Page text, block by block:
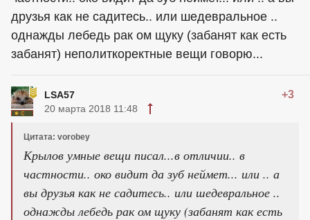
друзья как не садитесь.. или шедевральное ..
однажды лебедь рак ом щуку (забанят как есть
забанят) неполиткоректные вещи говорю...
LSA57 +3
20 марта 2018 11:48
Цитата: vorobey
Крылов умные вещи писал...в отличии.. в
частности.. око видит да зуб неймет... или .. а
вы друзья как не садитесь.. или шедевральное ..
однажды лебедь рак ом щуку (забанят как есть